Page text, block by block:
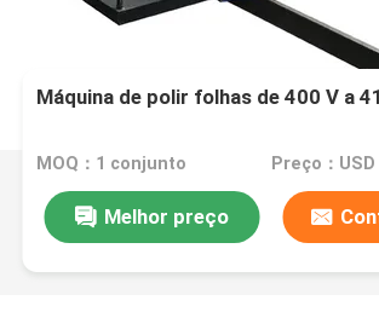
Máquina de polir folhas de 400 V a
MOQ：1 conjunto
Melhor preço